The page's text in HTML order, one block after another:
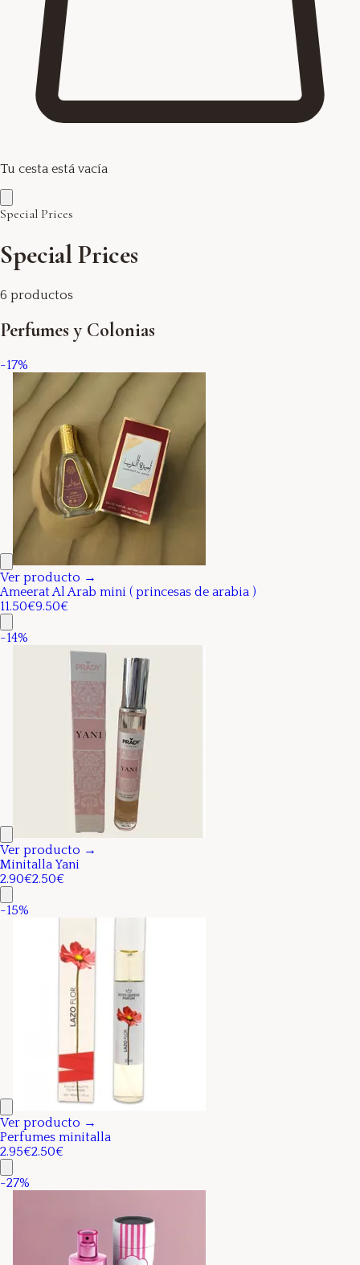
Tu cesta está vacía
Special Prices
Special Prices
6 productos
Perfumes y Colonias
-17%
Ver producto →
Ameerat Al Arab mini ( princesas de arabia )
11.50€9.50€
-14%
Ver producto →
Minitalla Yani
2.90€2.50€
-15%
Ver producto →
Perfumes minitalla
2.95€2.50€
-27%